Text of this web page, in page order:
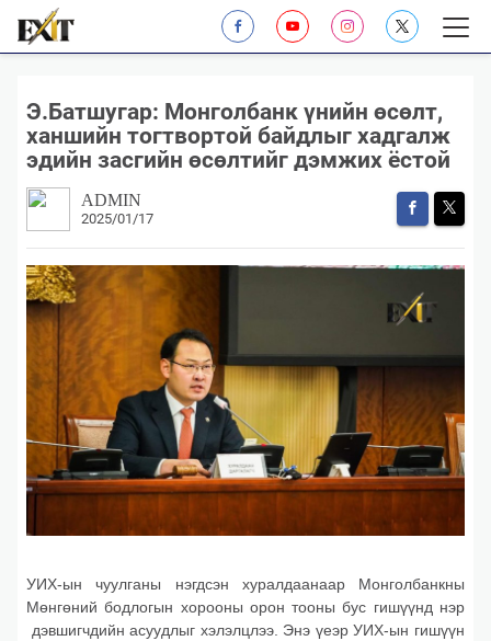
Э.Батшугар: Монголбанк үнийн өсөлт,
ханшийн тогтвортой байдлыг хадгалж
эдийн засгийн өсөлтийг дэмжих ёстой
ADMIN
2025/01/17
УИХ-ын чуулганы нэгдсэн хуралдаанаар Монголбанкны
Мөнгөний бодлогын хорооны орон тооны бус гишүүнд нэр
дэвшигчдийн асуудлыг хэлэлцлээ. Энэ үеэр УИХ-ын гишүүн